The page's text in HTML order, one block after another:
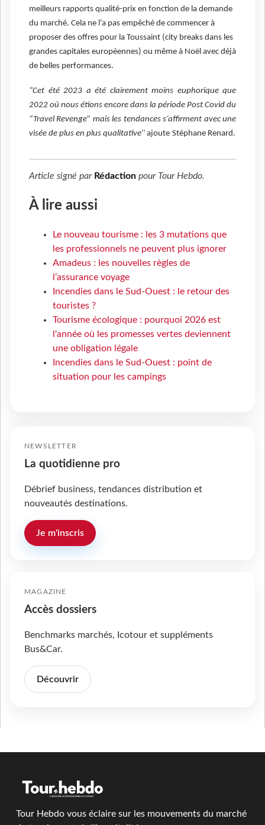
meilleurs rapports qualité-prix en fonction de la demande
du marché. Cela ne l’a pas empêché de commencer à
proposer des offres pour la Toussaint (city breaks dans les
grandes capitales européennes) ou même à Noël avec déjà
de belles performances.
“Cet été 2023 a été clairement moins euphorique que
2022 où nous étions encore dans la période Post Covid du
“Travel Revenge” mais les tendances s’affirment avec une
visée de plus en plus qualitative'' ajoute Stéphane Renard.
Article signé par Rédaction pour Tour Hebdo.
À lire aussi
Le nouveau tourisme : les 3 mutations que
les professionnels ne peuvent plus ignorer
Amadeus : les nouvelles règles de
l’assurance voyage
Incendies dans le Sud-Ouest : le retour des
touristes ?
Tourisme écologique : pourquoi 2026 est
l'année où les promesses vertes deviennent
une obligation légale
Incendies dans le Sud-Ouest : point de
situation pour les campings
NEWSLETTER
La quotidienne pro
Débrief business, tendances distribution et
nouveautés destinations.
Je m'inscris
MAGAZINE
Accès dossiers
Benchmarks marchés, Icotour et suppléments
Bus&Car.
Découvrir
Tour Hebdo vous éclaire sur les mouvements du marché